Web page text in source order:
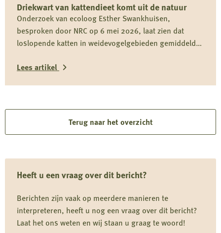
Heeft u een vraag over dit bericht?
Berichten zijn vaak op meerdere manieren te
interpreteren, heeft u nog een vraag over dit bericht?
Laat het ons weten en wij staan u graag te woord!
rapport
over
vermeende
wolvenstroperij
Driekwart van kattendieet komt uit de natuur
Onderzoek van ecoloog Esther Swankhuisen,
besproken door NRC op 6 mei 2026, laat zien dat
loslopende katten in weidevogelgebieden gemiddeld
onderdeel zijn van het predatiedebat. Voor kwetsbare
Lees artikel
Driekwart
kattendieet
komt
natuur
Terug naar het overzicht